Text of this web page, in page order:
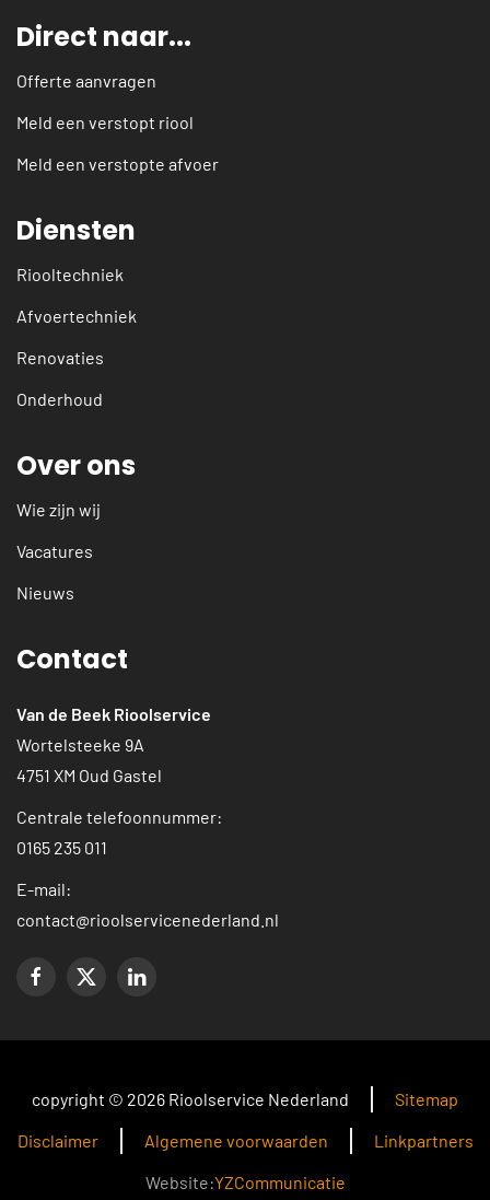
Direct naar...
Offerte aanvragen
Meld een verstopt riool
Meld een verstopte afvoer
Diensten
Riooltechniek
Afvoertechniek
Renovaties
Onderhoud
Over ons
Wie zijn wij
Vacatures
Nieuws
Contact
Van de Beek Rioolservice
Wortelsteeke 9A
4751 XM Oud Gastel
Centrale telefoonnummer:
0165 235 011
E-mail:
contact@rioolservicenederland.nl
copyright © 2026 Rioolservice Nederland
Sitemap
Disclaimer
Algemene voorwaarden
Linkpartners
Website:YZCommunicatie